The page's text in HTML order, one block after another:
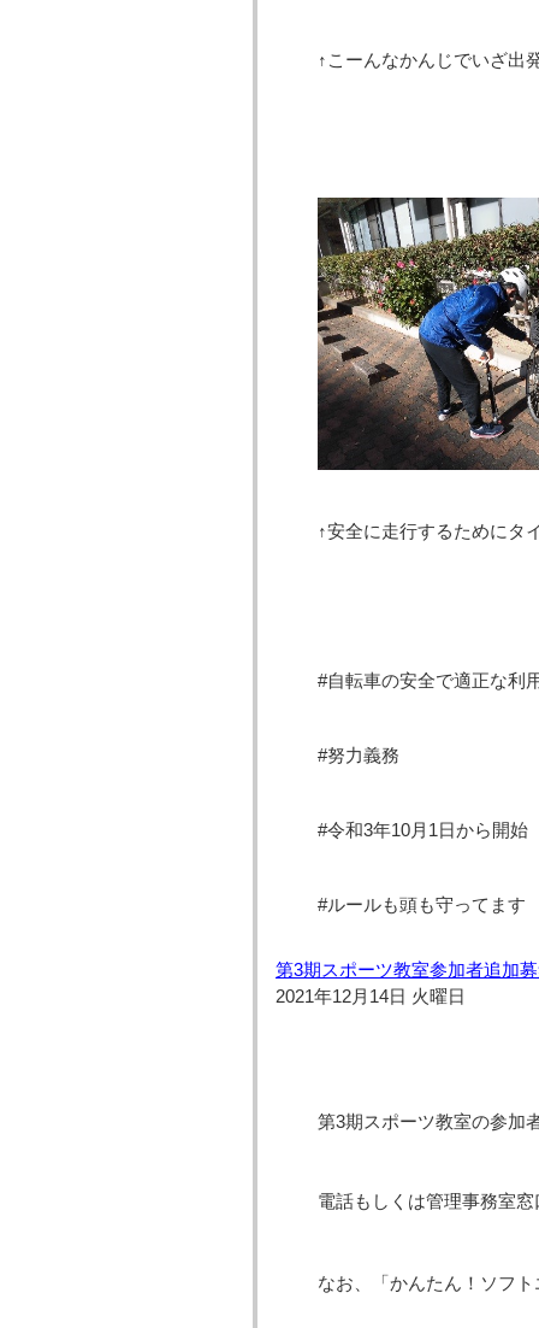
↑こーんなかんじでいざ出
↑安全に走行するためにタ
#自転車の安全で適正な利
#努力義務
#令和3年10月1日から開始
#ルールも頭も守ってます
第3期スポーツ教室参加者追加
2021年12月14日 火曜日
第3期スポーツ教室の参加
電話もしくは管理事務室窓
なお、「かんたん！ソフ